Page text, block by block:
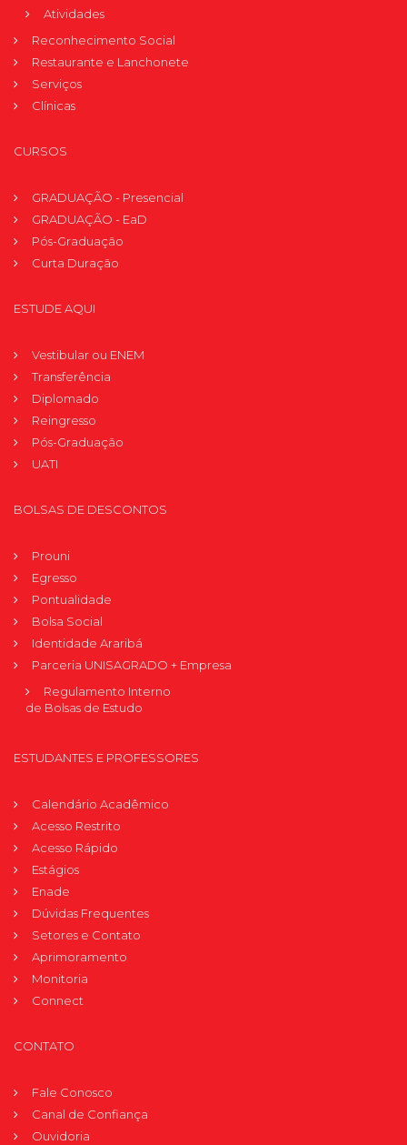
Atividades
Reconhecimento Social
Restaurante e Lanchonete
Serviços
Clínicas
CURSOS
GRADUAÇÃO - Presencial
GRADUAÇÃO - EaD
Pós-Graduação
Curta Duração
ESTUDE AQUI
Vestibular ou ENEM
Transferência
Diplomado
Reingresso
Pós-Graduação
UATI
BOLSAS DE DESCONTOS
Prouni
Egresso
Pontualidade
Bolsa Social
Identidade Araribá
Parceria UNISAGRADO + Empresa
Regulamento Interno
de Bolsas de Estudo
ESTUDANTES E PROFESSORES
Calendário Acadêmico
Acesso Restrito
Acesso Rápido
Estágios
Enade
Dúvidas Frequentes
Setores e Contato
Aprimoramento
Monitoria
Connect
CONTATO
Fale Conosco
Canal de Confiança
Ouvidoria